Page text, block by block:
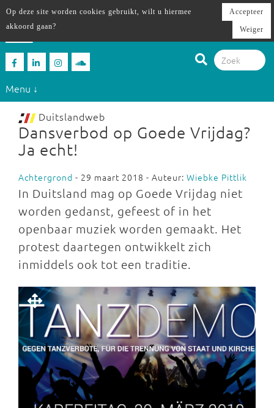
Menu ↓
Duitslandweb
Dansverbod op Goede Vrijdag?
Ja echt!
Achtergrond - 29 maart 2018 - Auteur: Wiebke Pittlik
In Duitsland mag op Goede Vrijdag niet
worden gedanst, gefeest of in het
openbaar muziek worden gemaakt. Het
protest daartegen ontwikkelt zich
inmiddels ook tot een traditie.
Op deze site worden cookies gebruikt, wilt u hiermee
akkoord gaan?
Accepteer
Weiger